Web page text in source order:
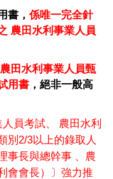
書， 係唯一完全針
農田水利事業人員
田水利事業人員甄
用書 ，絕非一般高
員考試、 農田水利
別2/3以上的錄取人
事長與總幹事 、農
會會長）〕強力推